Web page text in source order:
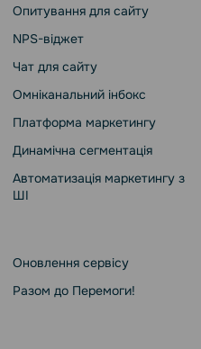
Опитування для сайту
NPS-віджет
Чат для сайту
Омніканальний інбокс
Платформа маркетингу
Динамічна сегментація
Автоматизація маркетингу з
ШІ
Оновлення сервісу
Разом до Перемоги!